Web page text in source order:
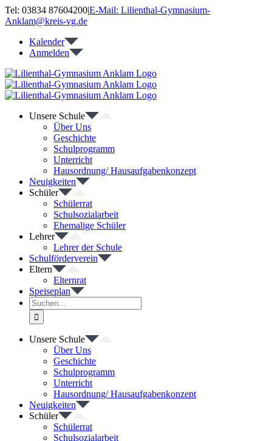
Zum
Inhalt
Tel: 03834 87604200|E-Mail: Lilienthal-Gymnasium-
Anklam@kreis-vg.de
Kalender
Anmelden
Unsere Schule
Über Uns
Geschichte
Schulprogramm
Unterricht
Hausordnung/ Hausaufgabenkonzept
Neuigkeiten
Schüler
Schülerrat
Schulsozialarbeit
Ehemalige Schüler
Lehrer
Lehrer der Schule
Schulförderverein
Eltern
Elternrat
Speiseplan
Suche
nach:
Unsere Schule
Über Uns
Geschichte
Schulprogramm
Unterricht
Hausordnung/ Hausaufgabenkonzept
Neuigkeiten
Schüler
Schülerrat
Schulsozialarbeit